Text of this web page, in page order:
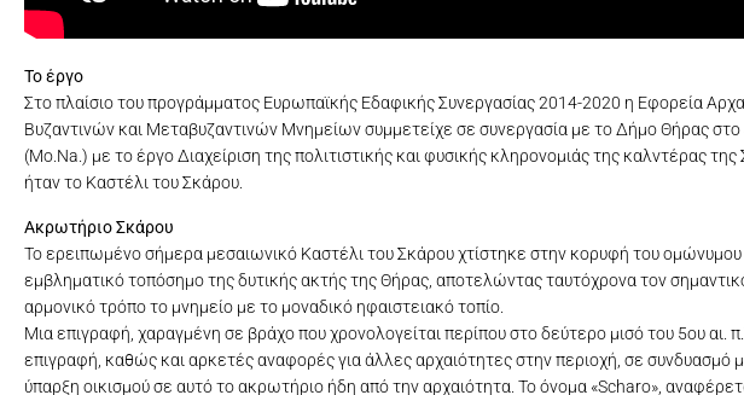
Το έργο
Στο πλαίσιο του προγράμματος Ευρωπαϊκής Εδαφικής Συνεργασίας 2014-2020 η Εφορεία
Βυζαντινών και Μεταβυζαντινών Μνημείων συμμετείχε σε συνεργασία με το Δήμο Θήρας
(Mo.Na.) με το έργο Διαχείριση της πολιτιστικής και φυσικής κληρονομιάς της καλντέρας
ήταν το Καστέλι του Σκάρου.
Ακρωτήριο Σκάρου
Το ερειπωμένο σήμερα μεσαιωνικό Καστέλι του Σκάρου χτίστηκε στην κορυφή του
εμβληματικό τοπόσημο της δυτικής ακτής της Θήρας, αποτελώντας ταυτόχρονα τον
αρμονικό τρόπο το μνημείο με το μοναδικό ηφαιστειακό τοπίο.
Μια επιγραφή, χαραγμένη σε βράχο που χρονολογείται περίπου στο δεύτερο μισό του 5ου
επιγραφή, καθώς και αρκετές αναφορές για άλλες αρχαιότητες στην περιοχή, σε
ύπαρξη οικισμού σε αυτό το ακρωτήριο ήδη από την αρχαιότητα. Το όνομα «Scharo»,